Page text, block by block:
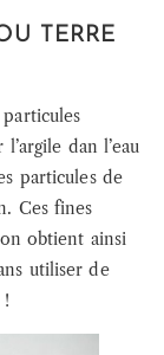
TERRE
dan l’eau
particules de
Ces fines
obtient ainsi
utiliser de
!